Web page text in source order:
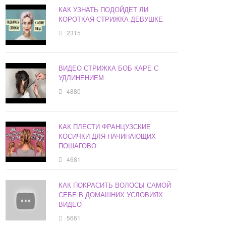
КАК УЗНАТЬ ПОДОЙДЕТ ЛИ
КОРОТКАЯ СТРИЖКА ДЕВУШКЕ
2315
ВИДЕО СТРИЖКА БОБ КАРЕ С
УДЛИНЕНИЕМ
4880
КАК ПЛЕСТИ ФРАНЦУЗСКИЕ
КОСИЧКИ ДЛЯ НАЧИНАЮЩИХ
ПОШАГОВО
4681
КАК ПОКРАСИТЬ ВОЛОСЫ САМОЙ
СЕБЕ В ДОМАШНИХ УСЛОВИЯХ
ВИДЕО
5661